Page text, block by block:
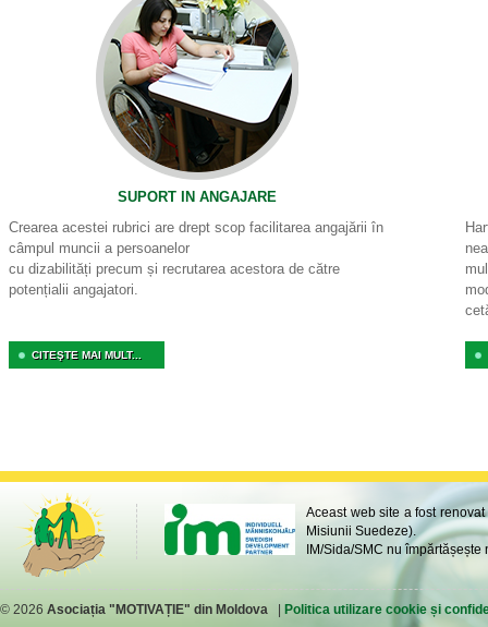
SUPORT IN ANGAJARE
Crearea acestei rubrici are drept scop facilitarea angajării în
câmpul muncii a persoanelor
cu dizabilități precum și recrutarea acestora de către
potențialii angajatori.
CITEŞTE MAI MULT...
Aceast web site a fost
Misiunii Suedeze).
IM/Sida/SMC nu
© 2026 Asociația "MOTIVAȚIE" din Moldova Politica utilizare cookie și